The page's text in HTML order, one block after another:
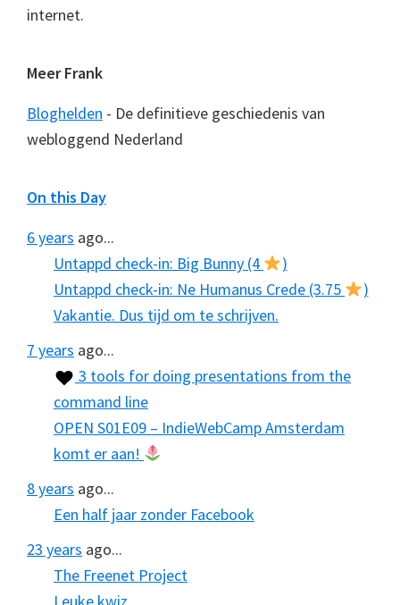
internet.
Meer Frank
Bloghelden - De definitieve geschiedenis van
webloggend Nederland
On this Day
6 years ago...
Untappd check-in: Big Bunny (4
)
Untappd check-in: Ne Humanus Crede (3.75
)
Vakantie. Dus tijd om te schrijven.
7 years ago...
3 tools for doing presentations from the
command line
OPEN S01E09 – IndieWebCamp Amsterdam
komt er aan!
8 years ago...
Een half jaar zonder Facebook
23 years ago...
The Freenet Project
Leuke kwiz